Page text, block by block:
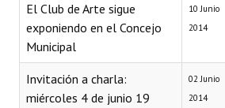
DOCUMENTOS
Informes de Gestión
Proyectos Presentados
El Club de Arte sigue
exponiendo en el Concejo
Municipal
10 Junio
2014
Invitación a charla:
miércoles 4 de junio 19
02 Junio
2014